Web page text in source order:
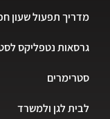
תפעול שעון חכם
נטפליקס לסטרימר
לגן ולמשרד